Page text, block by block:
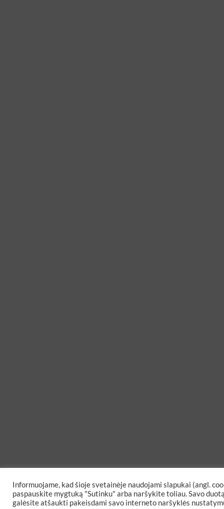
Informuojame, kad šioje svetainėje naudojami slapukai (angl.
paspauskite mygtuką "Sutinku" arba naršykite toliau. Savo
galėsite atšaukti pakeisdami savo interneto naršyklės